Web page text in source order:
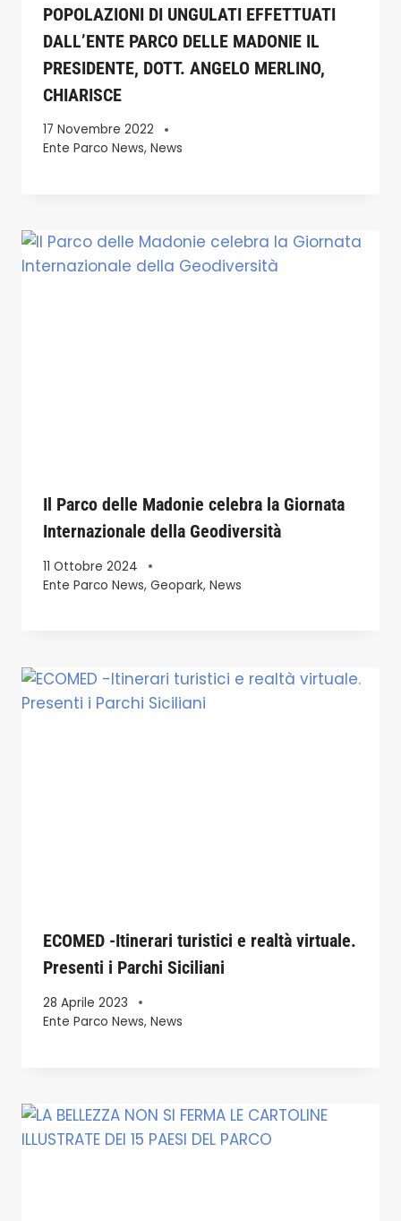
POPOLAZIONI DI UNGULATI EFFETTUATI
DALL’ENTE PARCO DELLE MADONIE IL
PRESIDENTE, DOTT. ANGELO MERLINO,
CHIARISCE
17 Novembre 2022
Ente Parco News, News
Il Parco delle Madonie celebra la Giornata
Internazionale della Geodiversità
11 Ottobre 2024
Ente Parco News, Geopark, News
ECOMED -Itinerari turistici e realtà virtuale.
Presenti i Parchi Siciliani
28 Aprile 2023
Ente Parco News, News